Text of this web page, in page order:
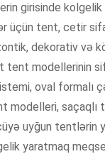
girisinde
üçün tent, cetir
dekorativ və
tent modellerinin
oval formalı
modelleri, saçaqlı
uyğun tentlərin
yaratmaq